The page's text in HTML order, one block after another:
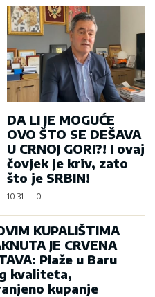
DA LI JE MOGUĆE
OVO ŠTO SE DEŠAVA
U CRNOJ GORI?! I ovaj
čovjek je kriv, zato
što je SRBIN!
10:31 | 0
KUPALIŠTIMA
JE CRVENA
Plaže u Baru
kvaliteta,
kupanje